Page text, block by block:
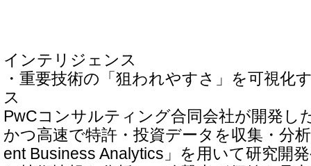
インテリジェンス
・重要技術の「狙われやすさ」を可視化
ス
PwCコンサルティング合同会社が開発し
かつ高速で特許・投資データを収集・分
ent Business Analytics」を用いて研究開